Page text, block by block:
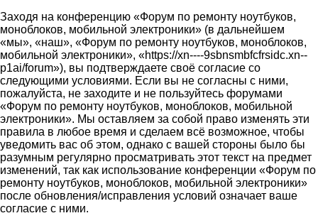
Заходя на конференцию «Форум по ремонту ноутбуков,
моноблоков, мобильной электроники» (в дальнейшем
«мы», «наш», «Форум по ремонту ноутбуков, моноблоков,
мобильной электроники», «https://xn----9sbnsmbfcfrsidc.xn--
p1ai/forum»), вы подтверждаете своё согласие со
следующими условиями. Если вы не согласны с ними,
пожалуйста, не заходите и не пользуйтесь форумами
«Форум по ремонту ноутбуков, моноблоков, мобильной
электроники». Мы оставляем за собой право изменять эти
правила в любое время и сделаем всё возможное, чтобы
уведомить вас об этом, однако с вашей стороны было бы
разумным регулярно просматривать этот текст на предмет
изменений, так как использование конференции «Форум по
ремонту ноутбуков, моноблоков, мобильной электроники»
после обновления/исправления условий означает ваше
согласие с ними.